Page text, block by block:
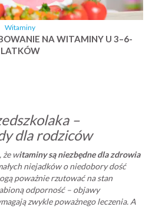
Witaminy
NA WITAMINY U 3–6-
LATKÓW
–
dla rodziców
że witaminy są niezbędne dla zdrowia
niejadków o niedobory dość
poważnie rzutować na stan
odporność – objawy
zwykle poważnego leczenia. A